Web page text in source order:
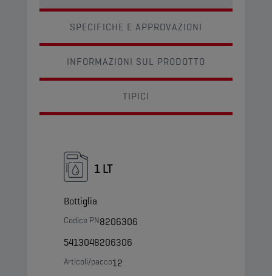
SPECIFICHE E APPROVAZIONI
INFORMAZIONI SUL PRODOTTO
TIPICI
1 LT
Bottiglia
Codice PN8206306
5413048206306
Articoli/pacco12